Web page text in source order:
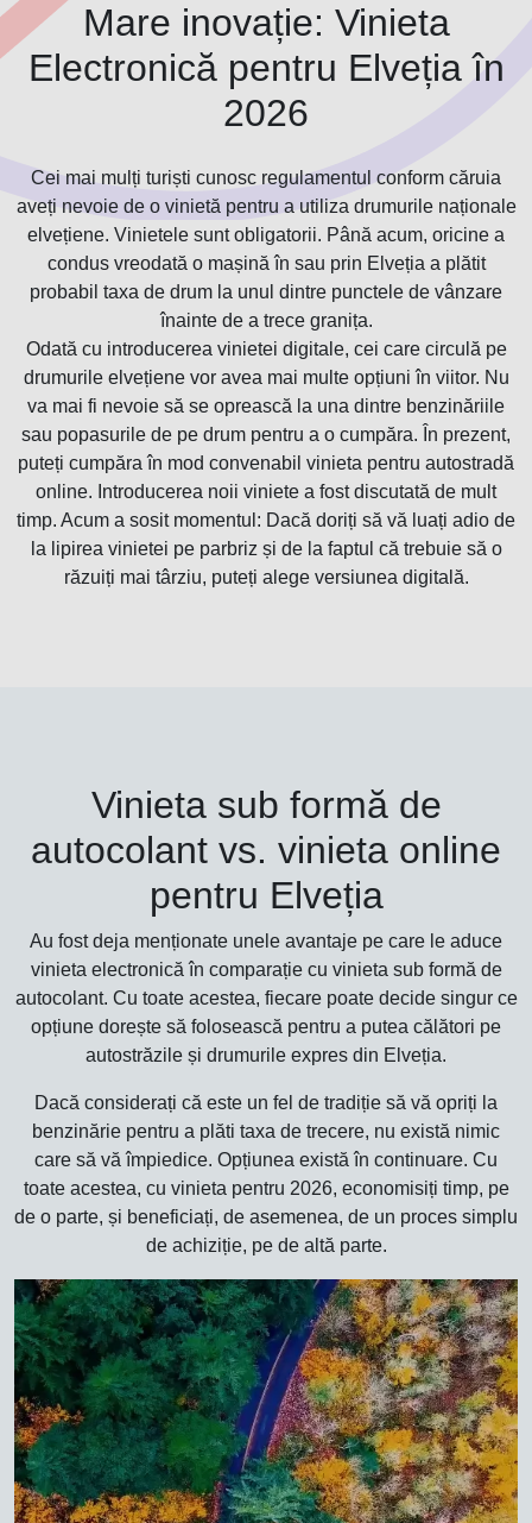
Mare inovație: Vinieta
Electronică pentru Elveția în
2026
Cei mai mulți turiști cunosc regulamentul conform căruia
aveți nevoie de o vinietă pentru a utiliza drumurile naționale
elvețiene. Vinietele sunt obligatorii. Până acum, oricine a
condus vreodată o mașină în sau prin Elveția a plătit
probabil taxa de drum la unul dintre punctele de vânzare
înainte de a trece granița.
Odată cu introducerea vinietei digitale, cei care circulă pe
drumurile elvețiene vor avea mai multe opțiuni în viitor. Nu
va mai fi nevoie să se oprească la una dintre benzinăriile
sau popasurile de pe drum pentru a o cumpăra. În prezent,
puteți cumpăra în mod convenabil vinieta pentru autostradă
online. Introducerea noii viniete a fost discutată de mult
timp. Acum a sosit momentul: Dacă doriți să vă luați adio de
la lipirea vinietei pe parbriz și de la faptul că trebuie să o
răzuiți mai târziu, puteți alege versiunea digitală.
Vinieta sub formă de
autocolant vs. vinieta online
pentru Elveția
Au fost deja menționate unele avantaje pe care le aduce
vinieta electronică în comparație cu vinieta sub formă de
autocolant. Cu toate acestea, fiecare poate decide singur ce
opțiune dorește să folosească pentru a putea călători pe
autostrăzile și drumurile expres din Elveția.
Dacă considerați că este un fel de tradiție să vă opriți la
benzinărie pentru a plăti taxa de trecere, nu există nimic
care să vă împiedice. Opțiunea există în continuare. Cu
toate acestea, cu vinieta pentru 2026, economisiți timp, pe
de o parte, și beneficiați, de asemenea, de un proces simplu
de achiziție, pe de altă parte.